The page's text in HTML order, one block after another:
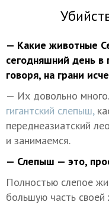
— Какие животные
сегодняшний день в
говоря, на грани
— Их довольно
гигантский слепыш,
переднеазиатский
и занимаемся.
— Слепыш — это,
Полностью слепое
большую часть